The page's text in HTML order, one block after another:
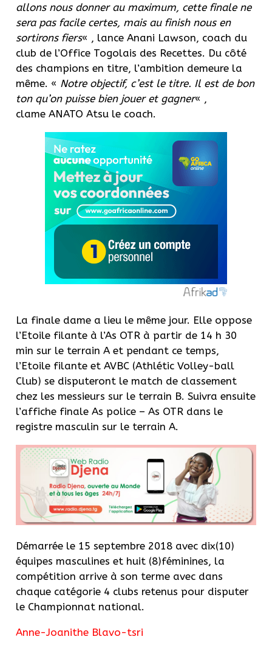
allons nous donner au maximum, cette finale ne
sera pas facile certes, mais au finish nous en
sortirons fiers« , lance Anani Lawson, coach du
club de l’Office Togolais des Recettes. Du côté
des champions en titre, l’ambition demeure la
même. « Notreobjectif, c’est le titre. Il est de bon
ton qu’on puisse bien jouer et gagner« ,
clame ANATO Atsu le coach.
La finale dame a lieu le même jour. Elle oppose
l’Etoile filante à l’As OTR à partir de 14 h 30
min sur le terrain A et pendant ce temps,
l’Etoile filante et AVBC (Athlétic Volley-ball
Club) se disputeront le match de classement
chez les messieurs sur le terrain B. Suivra ensuite
l’affiche finale As police – As OTR dans le
registre masculin sur le terrain A.
Démarrée le 15 septembre 2018 avec dix(10)
équipes masculines et huit (8)féminines, la
compétition arrive à son terme avec dans
chaque catégorie 4 clubs retenus pour disputer
le Championnat national.
Anne-Joanithe Blavo-tsri